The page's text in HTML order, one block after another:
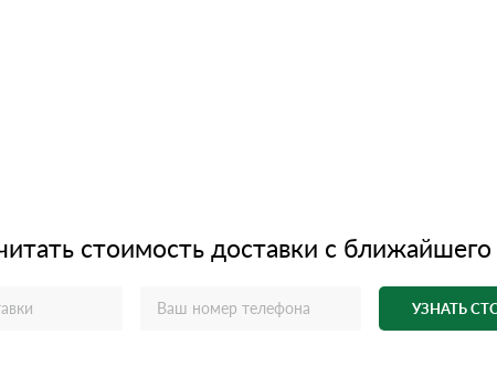
стоимость доставки с ближайшего
УЗНАТЬ